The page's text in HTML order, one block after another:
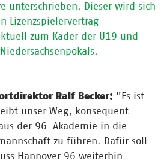
unterschrieben. Dieser wird sich
Lizenzspielervertrag
zum Kader der U19 und
Ralf Becker: "Es ist
unser Weg, konsequent
aus der 96-Akademie in die
zu führen. Dafür soll
Hannover 96 weiterhin